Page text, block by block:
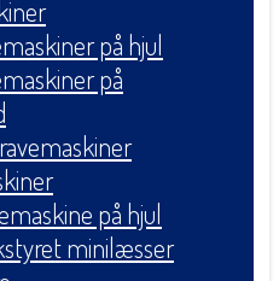
på hjul
på
på hjul
minilæsser